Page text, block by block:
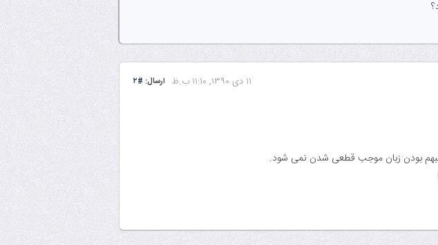
ارسال: #۲
۱۱ دى ۱۳۹۰, ۱۱:۱۰ ب.ظ
بودن زبان موجب قطعی شدن نمی شود.